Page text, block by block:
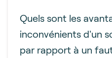
Quels sont les
inconvénients d'un
par rapport à un